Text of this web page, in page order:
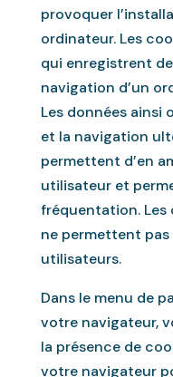
provoquer
ordinateur. Les
qui enregistrent
navigation d’un
Les données ainsi
et la navigation
permettent d’en
utilisateur et
fréquentation. Les
ne permettent
utilisateurs.
Dans le menu de
votre navigateur,
la présence de
votre navigateur